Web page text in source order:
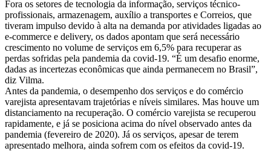
Fora os setores de tecnologia da informação, serviços técnico-
profissionais, armazenagem, auxílio a transportes e Correios, que
tiveram impulso devido à alta na demanda por atividades ligadas ao
e-commerce e delivery, os dados apontam que será necessário
crescimento no volume de serviços em 6,5% para recuperar as
perdas sofridas pela pandemia da covid-19. “É um desafio enorme,
dadas as incertezas econômicas que ainda permanecem no Brasil”,
diz Vilma.
Antes da pandemia, o desempenho dos serviços e do comércio
varejista apresentavam trajetórias e níveis similares. Mas houve um
distanciamento na recuperação. O comércio varejista se recuperou
rapidamente, e já se posiciona acima do nível observado antes da
pandemia (fevereiro de 2020). Já os serviços, apesar de terem
apresentado melhora, ainda sofrem com os efeitos da covid-19.